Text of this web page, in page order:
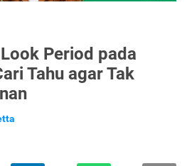
Period pada
Tahu agar Tak